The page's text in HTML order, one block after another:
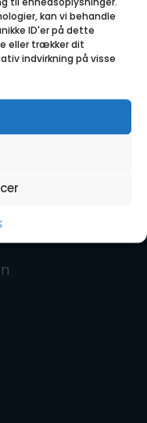
kan vi behandle
ID'er på dette
eller trækker dit
indvirkning på visse